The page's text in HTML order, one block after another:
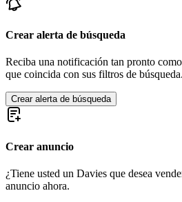
Crear alerta de búsqueda
Reciba una notificación tan pronto
que coincida con sus filtros de búsqueda.
Crear alerta de búsqueda
Crear anuncio
¿Tiene usted un Davies que desea
anuncio ahora.